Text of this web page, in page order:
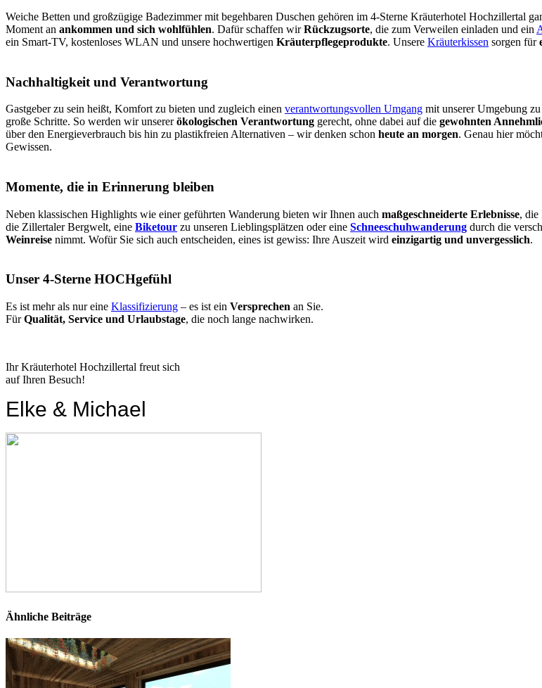
Weiche Betten und großzügige Badezimmer mit begehbaren Duschen gehören im 4-Sterne Kräuterhotel Hochzillertal
Moment an ankommen und sich wohlfühlen. Dafür schaffen wirRückzugsorte, die zum Verweilen einladen und ein
ein Smart-TV, kostenloses WLAN und unsere hochwertigen Kräuterpflegeprodukte. Unsere Kräuterkissen sorgen für
Nachhaltigkeit und Verantwortung
Gastgeber zu sein heißt, Komfort zu bieten und zugleich einen verantwortungsvollen Umgang mit unserer Umgebung
große Schritte. So werden wir unsererökologischen Verantwortung gerecht, ohne dabei auf die gewohnten
über den Energieverbrauch bis hin zu plastikfreien Alternativen – wir denken schon heute an morgen. Genau hier
Gewissen.
Momente, die in Erinnerung bleiben
Neben klassischen Highlights wie einer geführten Wanderung bieten wir Ihnen auch maßgeschneiderte Erlebnisse, die
die Zillertaler Bergwelt, eine Biketour zu unseren Lieblingsplätzen oder eine Schneeschuhwanderung durch die
Weinreise nimmt. Wofür Sie sich auch entscheiden, eines ist gewiss: Ihre Auszeit wird einzigartig und unvergesslich.
Unser 4-Sterne HOCHgefühl
Es ist mehr als nur eine Klassifizierung – es ist ein Versprechen an Sie.
FürQualität, Service und Urlaubstage, die noch lange nachwirken.
Ihr Kräuterhotel Hochzillertal freut sich
auf Ihren Besuch!
Elke & Michael
Ähnliche Beiträge